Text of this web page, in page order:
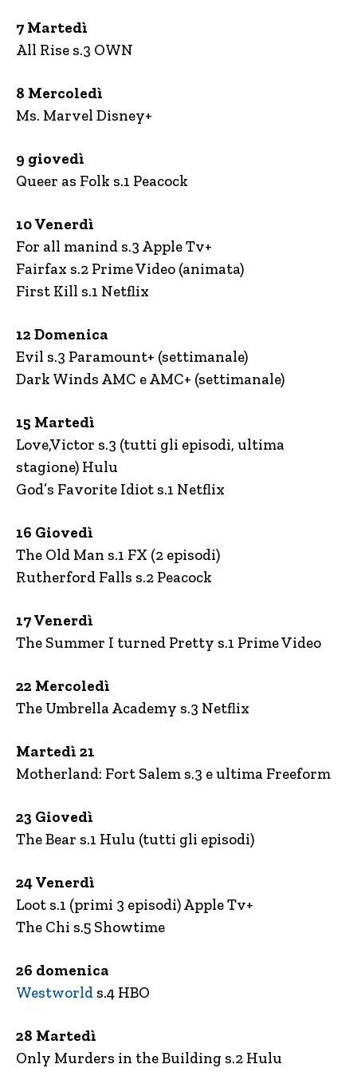
7 Martedì
All Rise s.3 OWN
8 Mercoledì
Ms. Marvel Disney+
9 giovedì
Queer as Folk s.1 Peacock
10 Venerdì
For all manind s.3 Apple Tv+
Fairfax s.2 Prime Video (animata)
First Kill s.1 Netflix
12 Domenica
Evil s.3 Paramount+ (settimanale)
Dark Winds AMC e AMC+ (settimanale)
15 Martedì
Love,Victor s.3 (tutti gli episodi, ultima
stagione) Hulu
God’s Favorite Idiot s.1 Netflix
16 Giovedì
The Old Man s.1 FX (2 episodi)
Rutherford Falls s.2 Peacock
17 Venerdì
The Summer I turned Pretty s.1 Prime Video
22 Mercoledì
The Umbrella Academy s.3 Netflix
Martedì 21
Motherland: Fort Salem s.3 e ultima Freeform
23 Giovedì
The Bear s.1 Hulu (tutti gli episodi)
24 Venerdì
Loot s.1 (primi 3 episodi) Apple Tv+
The Chi s.5 Showtime
26 domenica
Westworld s.4 HBO
28 Martedì
Only Murders in the Building s.2 Hulu